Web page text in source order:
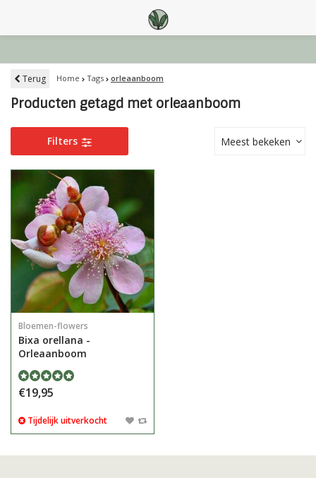
Terug Home Tags orleaanboom
Producten getagd met orleaanboom
Filters Meest bekeken
Bloemen-flowers
Bixa orellana -
Orleaanboom
€19,95
Tijdelijk uitverkocht